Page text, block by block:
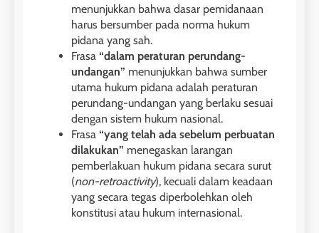
menunjukkan bahwa dasar pemidanaan
harus bersumber pada norma hukum
pidana yang sah.
Frasa “dalam peraturan perundang-
undangan” menunjukkan bahwa sumber
utama hukum pidana adalah peraturan
perundang-undangan yang berlaku sesuai
dengan sistem hukum nasional.
Frasa “yang telah ada sebelum perbuatan
dilakukan” menegaskan larangan
pemberlakuan hukum pidana secara surut
(non-retroactivity), kecuali dalam keadaan
yang secara tegas diperbolehkan oleh
konstitusi atau hukum internasional.